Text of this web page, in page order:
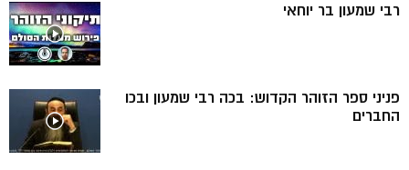
רבי שמעון בר יוחאי
פניני ספר הזוהר הקדוש: בכה רבי שמעון ובכו
החברים